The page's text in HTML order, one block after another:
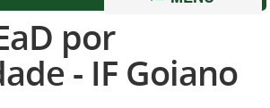
por
- IF Goiano